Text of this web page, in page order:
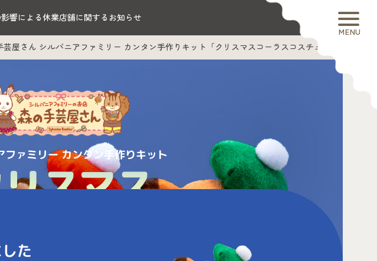
MENU
響による休業店舗に関するお知らせ
芸屋さん シルバニアファミリー カンタン手作りキット「クリスマスコーラスコスチューム」
ファミリー カンタン手作りキット
スマス
コスチューム
た